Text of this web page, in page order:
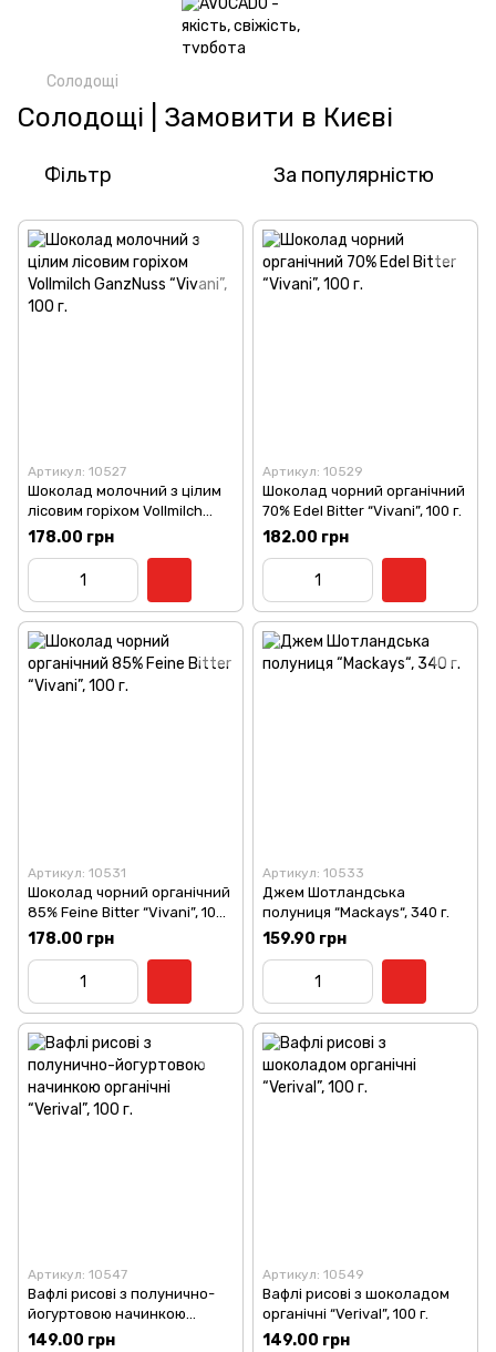
Солодощі
Солодощі | Замовити в Києві
Фільтр За популярністю
Артикул: 10527
Шоколад молочний з цілим
лісовим горіхом Vollmilch
GanzNuss “Vivani”, 100 г.
178.00 грн
Артикул: 10529
Шоколад чорний органічний
70% Edel Bitter “Vivani”, 100 г.
182.00 грн
Артикул: 10531
Шоколад чорний органічний
85% Feine Bitter “Vivani”, 100
г.
178.00 грн
Артикул: 10533
Джем Шотландська
полуниця “Mackays“, 340 г.
159.90 грн
Артикул: 10547
Вафлі рисові з полунично-
йогуртовою начинкою
органічні “Verival”, 100 г.
149.00 грн
Артикул: 10549
Вафлі рисові з шоколадом
органічні “Verival”, 100 г.
149.00 грн